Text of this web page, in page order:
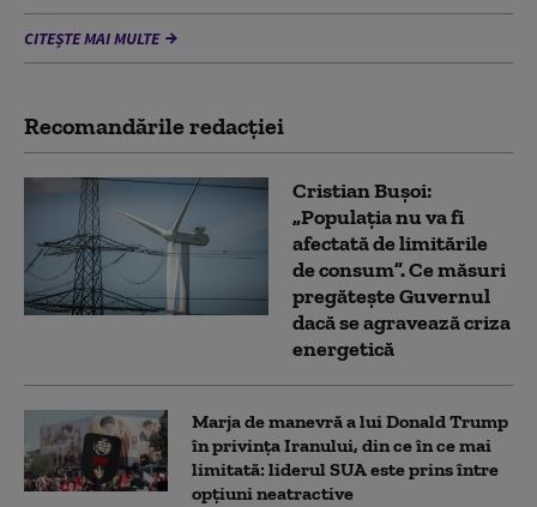
CITEȘTE MAI MULTE
Recomandările redacţiei
Cristian Bușoi:
„Populația nu va fi
afectată de limitările
de consum”. Ce măsuri
pregătește Guvernul
dacă se agravează criza
energetică
Marja de manevră a lui Donald Trump
în privința Iranului, din ce în ce mai
limitată: liderul SUA este prins între
opțiuni neatractive